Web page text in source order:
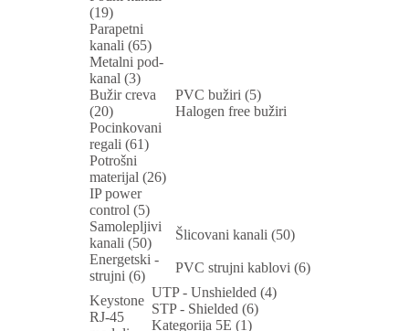
(19)
Parapetni
kanali (65)
Metalni pod-
kanal (3)
Bužir creva
(20)
PVC bužiri (5)
Halogen free bužiri
Pocinkovani
regali (61)
Potrošni
materijal (26)
IP power
control (5)
Samolepljivi
kanali (50)
Šlicovani kanali (50)
Energetski -
strujni (6)
PVC strujni kablovi (6)
Keystone
RJ-45
UTP - Unshielded (4)
STP - Shielded (6)
Kategorija 5E (1)